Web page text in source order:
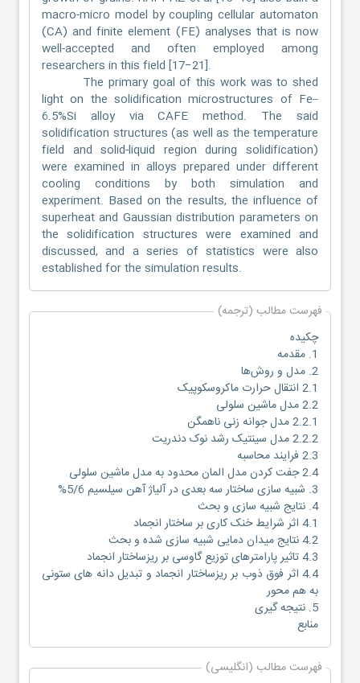
macro-micro model by coupling cellular automaton
(CA) and finite element (FE) analyses that is now
well-accepted and often employed among
researchers in this field [17−21].
The primary goal of this work was to shed
light on the solidification microstructures of Fe–
6.5%Si alloy via CAFE method. The said
solidification structures (as well as the temperature
field and solid-liquid region during solidification)
were examined in alloys prepared under different
cooling conditions by both simulation and
experiment. Based on the results, the influence of
superheat and Gaussian distribution parameters on
the solidification structures were examined and
discussed, and a series of statistics were also
established for the simulation results.
فهرست مطالب (ترجمه)
چکیده
1. مقدمه
2. مدل و روش‌ها
2.1 انتقال حرارت ماکروسکوپیک
2.2 مدل ماشین سلولی
2.2.1 مدل جوانه زنی ناهمگن
2.2.2 مدل سینتیک رشد نوک دندریت
2.3 فرایند محاسبه
2.4 جفت کردن مدل المان محدود به مدل ماشین سلولی
3. شبیه سازی ساختار سه بعدی در آلیاژ آهن سیلسیم 5/6%
4. نتایج شبیه سازی و بحث
4.1 اثر شرایط خنک کاری بر ساختار انجماد
4.2 نتایج میدان دمایی شبیه سازی شده و بحث
4.3 تاثیر پارامترهای توزیع گاوسی بر ریزساختار انجماد
4.4 اثر فوق ذوب بر ریزساختار انجماد و تبدیل دانه های ستونی
به هم محور
5. نتیجه گیری
منابع
فهرست مطالب (انگلیسی)